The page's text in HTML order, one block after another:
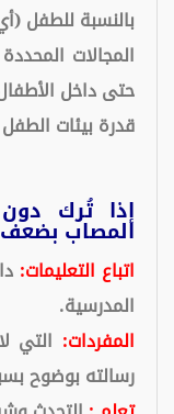
بالنسبة للطفل
المجالات
حتى داخل
قدرة بيئات
إذا تُرك
المصاب
اتباع التعليمات:
المدرسية.
المفردات: التي
رسالته بوضوح